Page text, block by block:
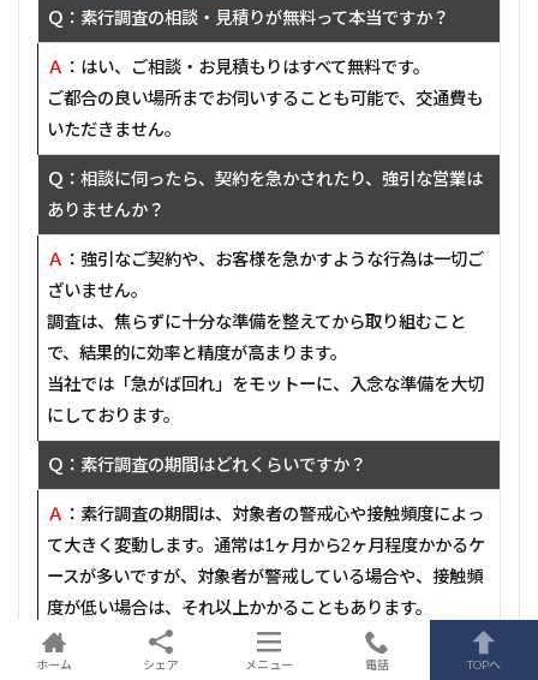
Ｑ：素行調査の相談・見積りが無料って本当ですか？
Ａ ：はい、ご相談・お見積もりはすべて無料です。
ご都合の良い場所までお伺いすることも可能で、交通費も
いただきません。
Ｑ：相談に伺ったら、契約を急かされたり、強引な営業は
ありませんか？
Ａ ：強引なご契約や、お客様を急かすような行為は一切ご
ざいません。
調査は、焦らずに十分な準備を整えてから取り組むこと
で、結果的に効率と精度が高まります。
当社では「急がば回れ」をモットーに、入念な準備を大切
にしております。
Ｑ：素行調査の期間はどれくらいですか？
Ａ ：素行調査の期間は、対象者の警戒心や接触頻度によっ
て大きく変動します。通常は1ヶ月から2ヶ月程度かかるケ
ースが多いですが、対象者が警戒している場合や、接触頻
度が低い場合は、それ以上かかることもあります。
Ｑ：浮気調査の費用はどれくらいですか？
ホーム シェア メニュー 電話 TOPへ